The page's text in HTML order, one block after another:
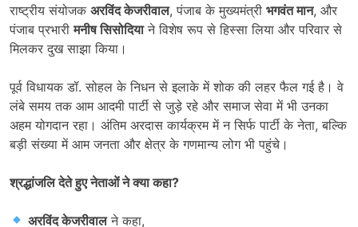
राष्ट्रीय संयोजक अरविंद केजरीवाल, पंजाब के मुख्यमंत्री भगवंत मान, और
पंजाब प्रभारीमनीष सिसोदियाने विशेष रूप से हिस्सा लिया और परिवार से
मिलकर दुख साझा किया।
पूर्व विधायक डॉ. सोहल के निधन से इलाके में शोक की लहर फैल गई है। वे
लंबे समय तक आम आदमी पार्टी से जुड़े रहे और समाज सेवा में भी उनका
अहम योगदान रहा। अंतिम अरदास कार्यक्रम में न सिर्फ पार्टी के नेता, बल्कि
बड़ी संख्या में आम जनता और क्षेत्र के गणमान्य लोग भी पहुंचे।
श्रद्धांजलि देते हुए नेताओं ने क्या कहा?
अरविंद केजरीवालने कहा,